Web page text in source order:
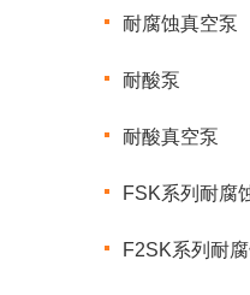
耐腐蚀真空泵
耐酸泵
耐酸真空泵
FSK系列耐腐
F2SK系列耐